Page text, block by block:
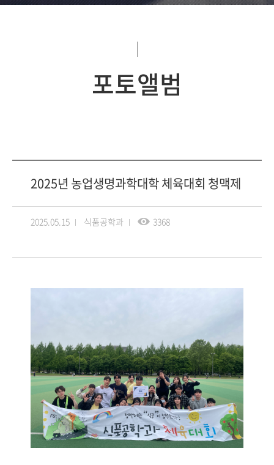
포토앨범
2025년 농업생명과학대학 체육대회 청맥제
2025.05.15 식품공학과 3368